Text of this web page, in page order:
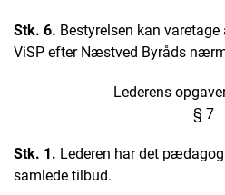
Stk. 6. Bestyrelsen kan
ViSP efter Næstved Byråds
Lederens
§ 7
Stk. 1. Lederen har det
samlede tilbud.